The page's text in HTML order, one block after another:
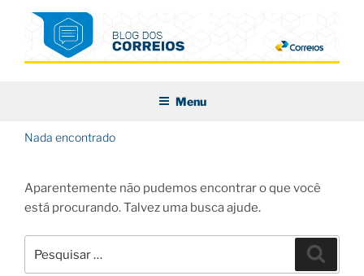
conteúdo
Menu
Nada encontrado
Aparentemente não pudemos encontrar o que você
está procurando. Talvez uma busca ajude.
por: